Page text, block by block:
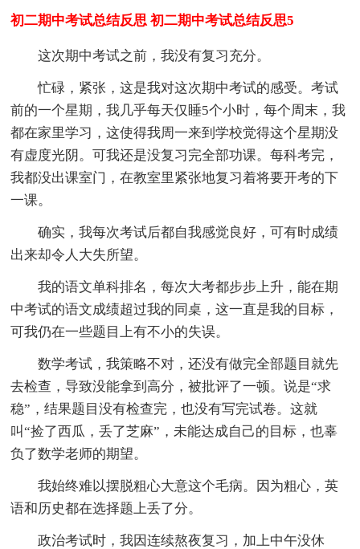
初二期中考试总结反思 初二期中考试总结反思5
这次期中考试之前，我没有复习充分。
忙碌，紧张，这是我对这次期中考试的感受。考试
前的一个星期，我几乎每天仅睡5个小时，每个周末，我
都在家里学习，这使得我周一来到学校觉得这个星期没
有虚度光阴。可我还是没复习完全部功课。每科考完，
我都没出课室门，在教室里紧张地复习着将要开考的下
一课。
确实，我每次考试后都自我感觉良好，可有时成绩
出来却令人大失所望。
我的语文单科排名，每次大考都步步上升，能在期
中考试的语文成绩超过我的同桌，这一直是我的目标，
可我仍在一些题目上有不小的失误。
数学考试，我策略不对，还没有做完全部题目就先
去检查，导致没能拿到高分，被批评了一顿。说是“求
稳”，结果题目没有检查完，也没有写完试卷。这就
叫“捡了西瓜，丢了芝麻”，未能达成自己的目标，也辜
负了数学老师的期望。
我始终难以摆脱粗心大意这个毛病。因为粗心，英
语和历史都在选择题上丢了分。
政治考试时，我因连续熬夜复习，加上中午没休